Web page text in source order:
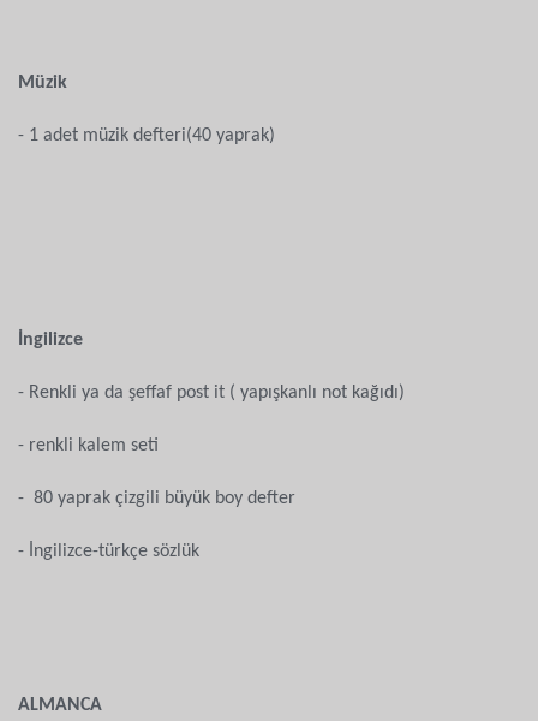
Müzik
- 1 adet müzik defteri(40 yaprak)
İngilizce
- Renkli ya da şeffaf post it ( yapışkanlı not kağıdı)
- renkli kalem seti
- 80 yaprak çizgili büyük boy defter
- İngilizce-türkçe sözlük
ALMANCA